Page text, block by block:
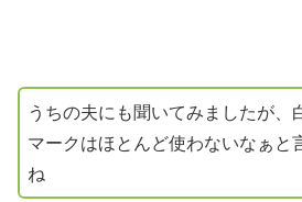
うちの夫にも聞いてみましたが、
マークはほとんど使わないなぁと
ね